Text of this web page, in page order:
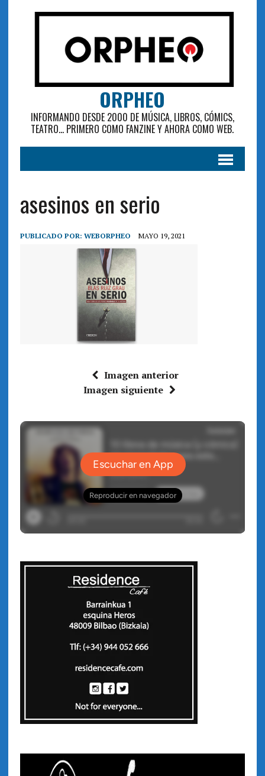
ORPHEO
INFORMANDO DESDE 2000 DE MÚSICA, LIBROS, CÓMICS,
TEATRO... PRIMERO COMO FANZINE Y AHORA COMO WEB.
asesinos en serio
PUBLICADO POR: WEBORPHEO MAYO 19, 2021
Imagen anterior
Imagen siguiente